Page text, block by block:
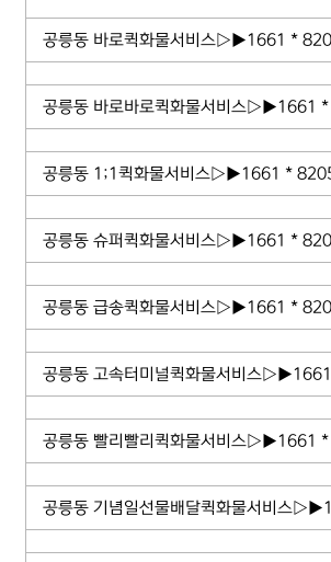
공릉동 바로퀵화물서비스▷▶1661 *
공릉동 바로바로퀵화물서비스▷▶1661
공릉동 1;1퀵화물서비스▷▶1661 *
공릉동 슈퍼퀵화물서비스▷▶1661 *
공릉동 급송퀵화물서비스▷▶1661 *
공릉동 고속터미널퀵화물서비스
공릉동 빨리빨리퀵화물서비스▷▶1661
공릉동 기념일선물배달퀵화물서비스